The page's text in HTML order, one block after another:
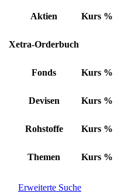
Aktien Kurs %
Xetra-Orderbuch
Fonds Kurs %
Devisen Kurs %
Rohstoffe Kurs %
Themen Kurs %
Erweiterte Suche